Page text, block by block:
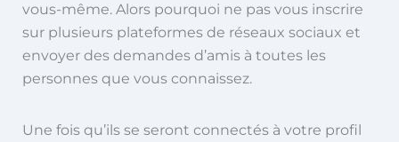
vous-même. Alors pourquoi ne pas vous inscrire
sur plusieurs plateformes de réseaux sociaux et
envoyer des demandes d’amis à toutes les
personnes que vous connaissez.
Une fois qu’ils se seront connectés à votre profil